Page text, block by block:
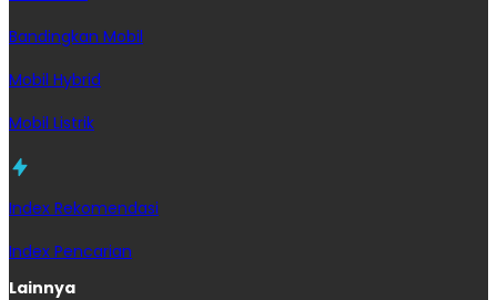
Bandingkan Mobil
Mobil Hybrid
Mobil Listrik
Index Rekomendasi
Index Pencarian
Lainnya